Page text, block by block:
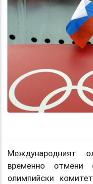
Международният
временно отмени
олимпийски